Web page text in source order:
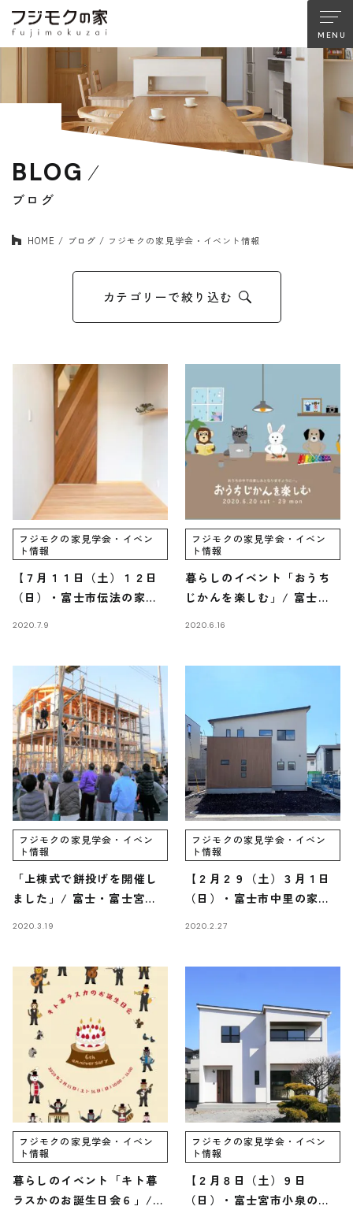
REQUEST INFO
お問い合わせ
CONTACT
About FUJIMOKU’S HOUSE
フジモクの家について
設計とデザイン
確かな住宅性能
アフターサポート
よくあるご質問
Contact
資料請求・
お問い合わせ
Web magazine
メルマガ登録
採用情報
Works
施工事例
イベント情報
Blog
ブログ
Showroom
ショールーム
紹介
モデルハウス
紹介
電話からのお問い合わせ
受付時間 9:00-18:00 火・水定休日
0545-63-0123
BLOG
ブログ
HOME ブログ フジモクの家見学会・イベント情報
カテゴリーで絞り込む
フジモクの家見学会・イベン
ト情報
【７月１１日（土）１２日
（日）・富士市伝法の家完
2020.7.9
フジモクの家見学会・イベン
ト情報
暮らしのイベント「おうち
じかんを楽しむ」/ 富士・
2020.6.16
フジモクの家見学会・イベン
ト情報
「上棟式で餅投げを開催し
ました」/ 富士・富士宮・
2020.3.19
フジモクの家見学会・イベン
ト情報
【２月２９（土）３月１日
（日）・富士市中里の家完
2020.2.27
フジモクの家見学会・イベン
ト情報
暮らしのイベント「キト暮
ラスかのお誕生日会６」/富
フジモクの家見学会・イベン
ト情報
【２月８日（土）９日
（日）・富士宮市小泉の家